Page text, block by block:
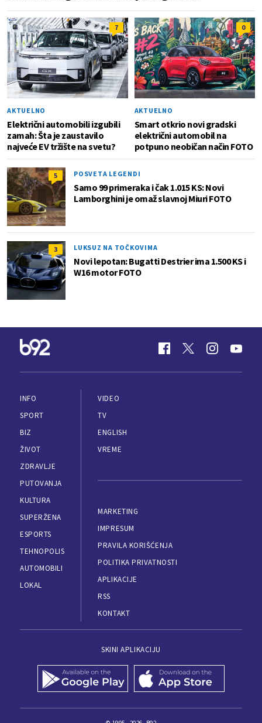
7
AKTUELNO
Električni automobili izgubili
zamah: Šta je zaustavilo
najveće EV tržište na svetu?
0
AKTUELNO
Smart otkrio novi gradski
električni automobil na
potpuno neobičan način FOTO
5 POSVETA LEGENDI
Samo 99 primeraka i čak 1.015 KS: Novi
Lamborghini je omaž slavnoj Miuri FOTO
3 LUKSUZ NA TOČKOVIMA
Novi lepotan: Bugatti Destrier ima 1.500 KS i
W16 motor FOTO
INFO
SPORT
BIZ
ŽIVOT
ZDRAVLJE
PUTOVANJA
KULTURA
SUPERŽENA
ESPORTS
TEHNOPOLIS
AUTOMOBILI
LOKAL
VIDEO
TV
ENGLISH
VREME
MARKETING
IMPRESUM
PRAVILA KORIŠĆENJA
POLITIKA PRIVATNOSTI
APLIKACIJE
RSS
KONTAKT
SKINI APLIKACIJU